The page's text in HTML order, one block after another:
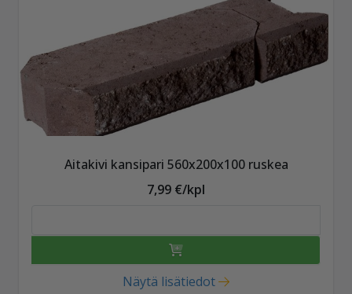
Aitakivi kansipari 560x200x100 ruskea
7,99 €/kpl
Näytä lisätiedot